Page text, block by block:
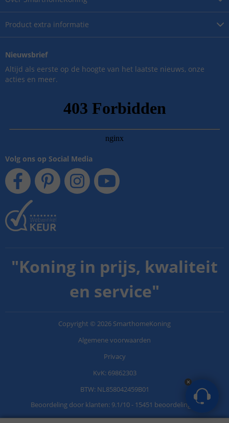
Product extra informatie
Nieuwsbrief
Altijd als eerste op de hoogte van het laatste nieuws, onze
acties en meer.
Volg ons op Social Media
"Koning in prijs, kwaliteit
en service"
Copyright © 2026 SmarthomeKoning
Algemene voorwaarden
Privacy
KvK: 69862303
BTW: NL858042459B01
Beoordeling door klanten: 9.1/10- 15451 beoordelingen